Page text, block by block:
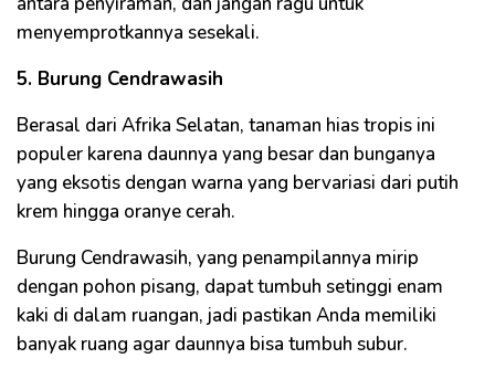
menyemprotkannya sesekali.
5. Burung Cendrawasih
Berasal dari Afrika Selatan, tanaman hias tropis ini
populer karena daunnya yang besar dan bunganya
yang eksotis dengan warna yang bervariasi dari putih
krem ​​​​hingga oranye cerah.
Burung Cendrawasih, yang penampilannya mirip
dengan pohon pisang, dapat tumbuh setinggi enam
kaki di dalam ruangan, jadi pastikan Anda memiliki
banyak ruang agar daunnya bisa tumbuh subur.